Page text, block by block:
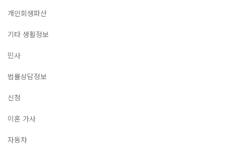
개인회생파산
기타 생활정보
민사
법률상담정보
신청
이혼 가사
자동차